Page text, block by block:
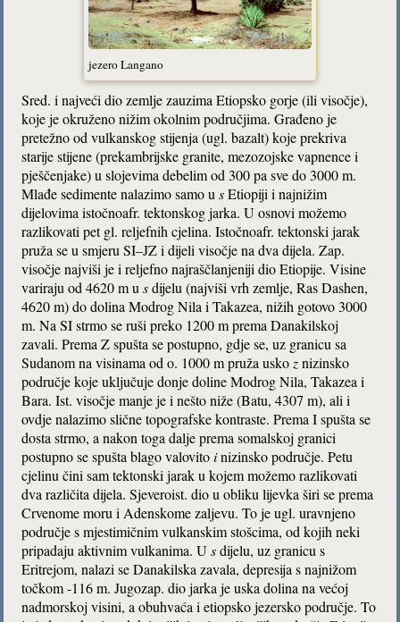
jezero Langano
Sred. i najveći dio zemlje zauzima Etiopsko gorje (ili visočje),
koje je okruženo nižim okolnim područjima. Građeno je
pretežno od vulkanskog stijenja (ugl. bazalt) koje prekriva
starije stijene (prekambrijske granite, mezozojske vapnence i
pješčenjake) u slojevima debelim od 300 pa sve do 3000 m.
Mlađe sedimente nalazimo samo usEtiopiji i najnižim
dijelovima istočnoafr. tektonskog jarka. U osnovi možemo
razlikovati pet gl. reljefnih cjelina. Istočnoafr. tektonski jarak
pruža se u smjeru SI–JZ i dijeli visočje na dva dijela. Zap.
visočje najviši je i reljefno najraščlanjeniji dio Etiopije. Visine
variraju od 4620 m usdijelu (najviši vrh zemlje, Ras Dashen,
4620 m) do dolina Modrog Nila i Takazea, nižih gotovo 3000
m. Na SI strmo se ruši preko 1200 m prema Danakilskoj
zavali. Prema Z spušta se postupno, gdje se, uz granicu sa
Sudanom na visinama od o. 1000 m pruža usko znizinsko
područje koje uključuje donje doline Modrog Nila, Takazea i
Bara. Ist. visočje manje je i nešto niže (Batu, 4307 m), ali i
ovdje nalazimo slične topografske kontraste. Prema I spušta se
dosta strmo, a nakon toga dalje prema somalskoj granici
postupno se spušta blago valovitoinizinsko područje. Petu
cjelinu čini sam tektonski jarak u kojem možemo razlikovati
dva različita dijela. Sjeveroist. dio u obliku lijevka širi se prema
Crvenome moru i Adenskome zaljevu. To je ugl. uravnjeno
područje s mjestimičnim vulkanskim stošcima, od kojih neki
pripadaju aktivnim vulkanima. Usdijelu, uz granicu s
Eritrejom, nalazi se Danakilska zavala, depresija s najnižom
točkom -116 m. Jugozap. dio jarka je uska dolina na većoj
nadmorskoj visini, a obuhvaća i etiopsko jezersko područje. To